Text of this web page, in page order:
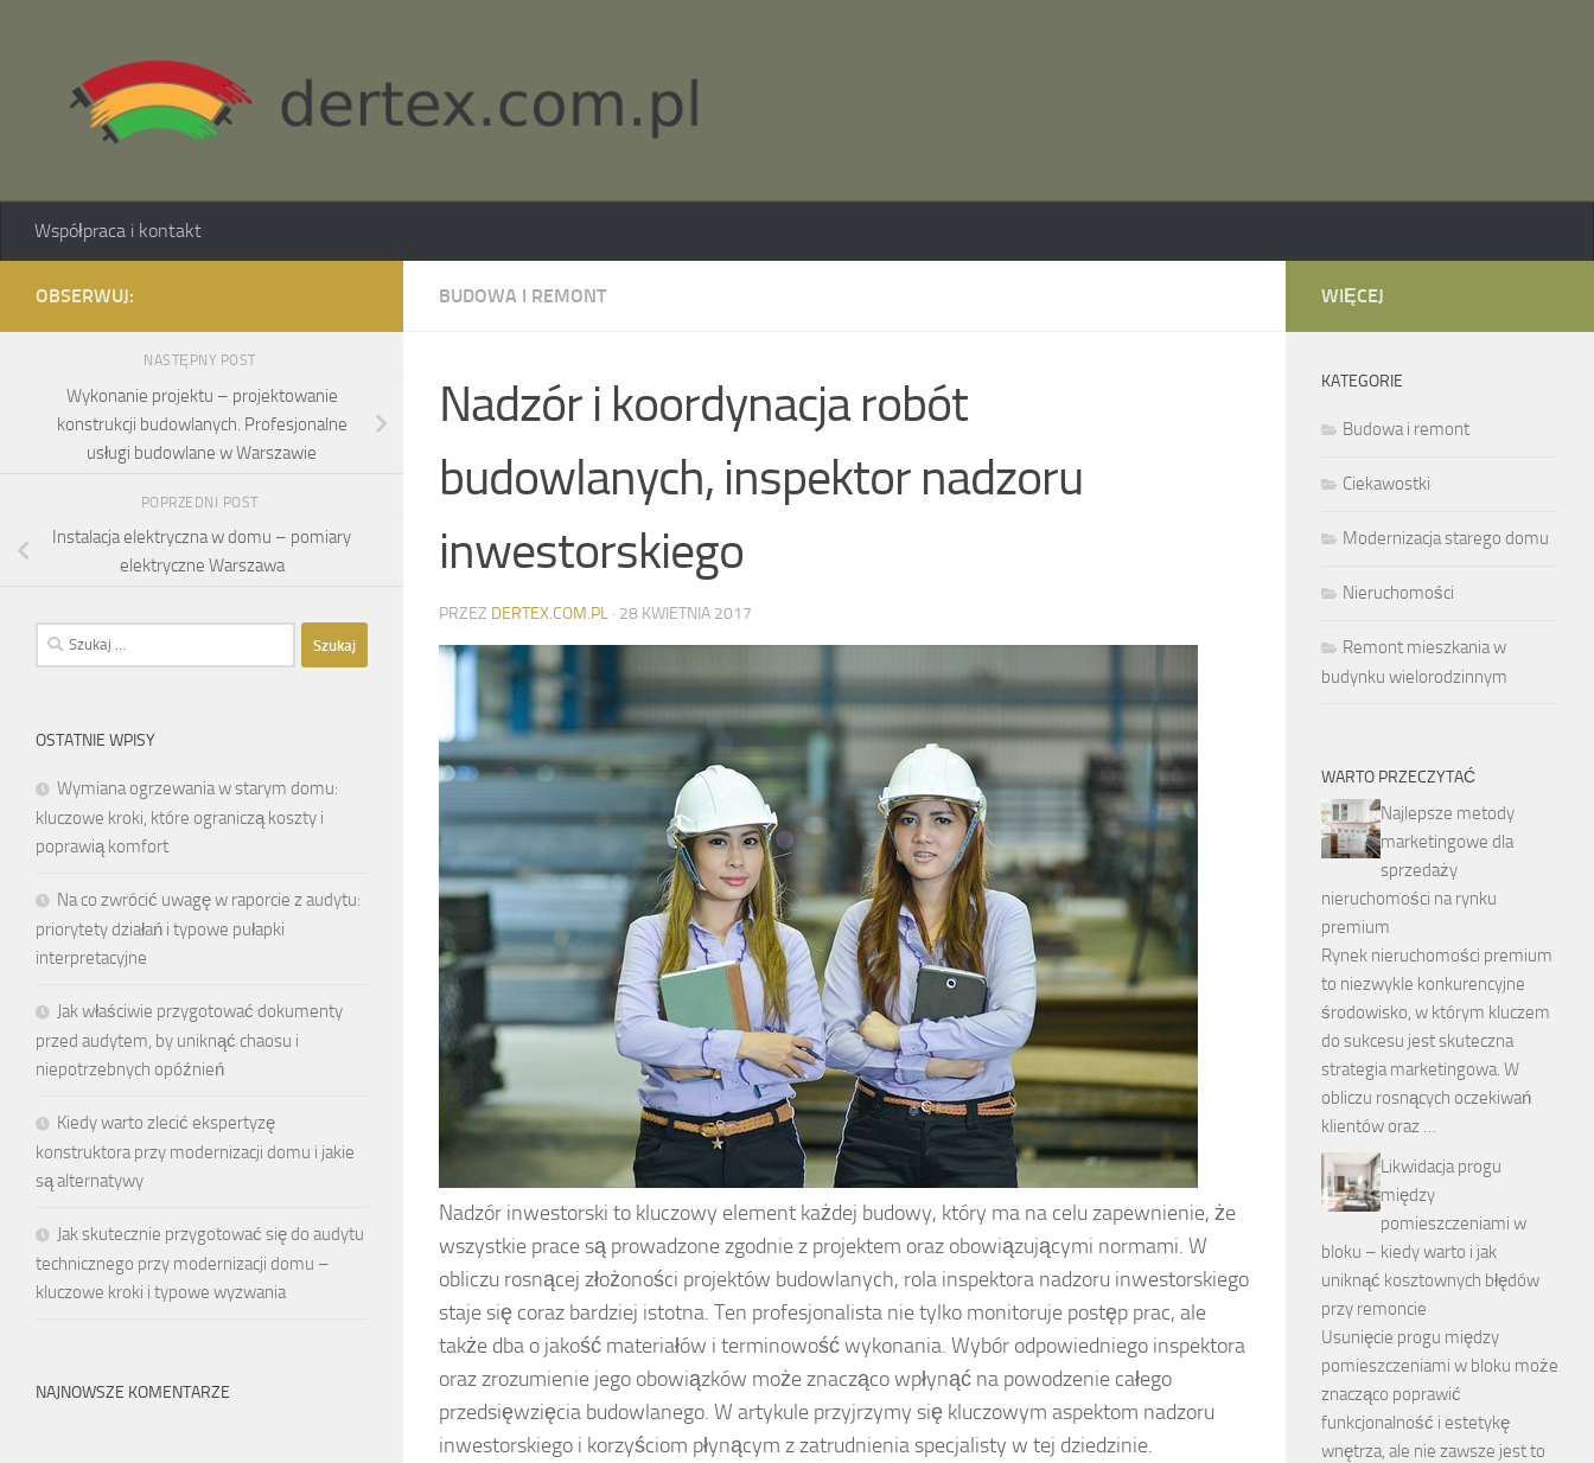
Współpraca i kontakt
BUDOWA I REMONT
Nadzór i koordynacja robót
budowlanych, inspektor nadzoru
inwestorskiego
PRZEZ DERTEX.COM.PL · 28 KWIETNIA 2017
Nadzór inwestorski to kluczowy element każdej budowy, który ma na celu zapewnienie, że
wszystkie prace są prowadzone zgodnie z projektem oraz obowiązującymi normami. W
obliczu rosnącej złożoności projektów budowlanych, rola inspektora nadzoru inwestorskiego
staje się coraz bardziej istotna. Ten profesjonalista nie tylko monitoruje postęp prac, ale
także dba o jakość materiałów i terminowość wykonania. Wybór odpowiedniego inspektora
oraz zrozumienie jego obowiązków może znacząco wpłynąć na powodzenie całego
przedsięwzięcia budowlanego. W artykule przyjrzymy się kluczowym aspektom nadzoru
inwestorskiego i korzyściom płynącym z zatrudnienia specjalisty w tej dziedzinie.
OBSERWUJ:
NASTĘPNY POST
Wykonanie projektu – projektowanie
konstrukcji budowlanych. Profesjonalne
usługi budowlane w Warszawie
POPRZEDNI POST
Instalacja elektryczna w domu – pomiary
elektryczne Warszawa
Szukaj:
OSTATNIE WPISY
Wymiana ogrzewania w starym domu:
kluczowe kroki, które ograniczą koszty i
poprawią komfort
Na co zwrócić uwagę w raporcie z audytu:
priorytety działań i typowe pułapki
interpretacyjne
Jak właściwie przygotować dokumenty
przed audytem, by uniknąć chaosu i
niepotrzebnych opóźnień
Kiedy warto zlecić ekspertyzę
konstruktora przy modernizacji domu i jakie
są alternatywy
Jak skutecznie przygotować się do audytu
technicznego przy modernizacji domu –
kluczowe kroki i typowe wyzwania
NAJNOWSZE KOMENTARZE
WIĘCEJ
KATEGORIE
Budowa i remont
Ciekawostki
Modernizacja starego domu
Nieruchomości
Remont mieszkania w
budynku wielorodzinnym
WARTO PRZECZYTAĆ
Najlepsze metody
marketingowe dla
sprzedaży
nieruchomości na rynku
premium
Rynek nieruchomości premium
to niezwykle konkurencyjne
środowisko, w którym kluczem
do sukcesu jest skuteczna
strategia marketingowa. W
obliczu rosnących oczekiwań
klientów oraz …
Likwidacja progu
między
pomieszczeniami w
bloku – kiedy warto i jak
uniknąć kosztownych błędów
przy remoncie
Usunięcie progu między
pomieszczeniami w bloku może
znacząco poprawić
funkcjonalność i estetykę
wnętrza, ale nie zawsze jest to